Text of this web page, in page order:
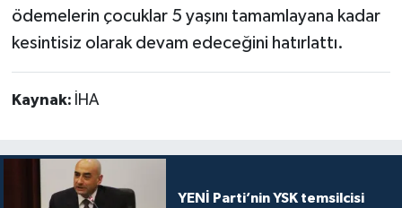
ödemelerin çocuklar 5 yaşını tamamlayana kadar
kesintisiz olarak devam edeceğini hatırlattı.
Kaynak: İHA
YENİ Parti’nin YSK temsilcisi